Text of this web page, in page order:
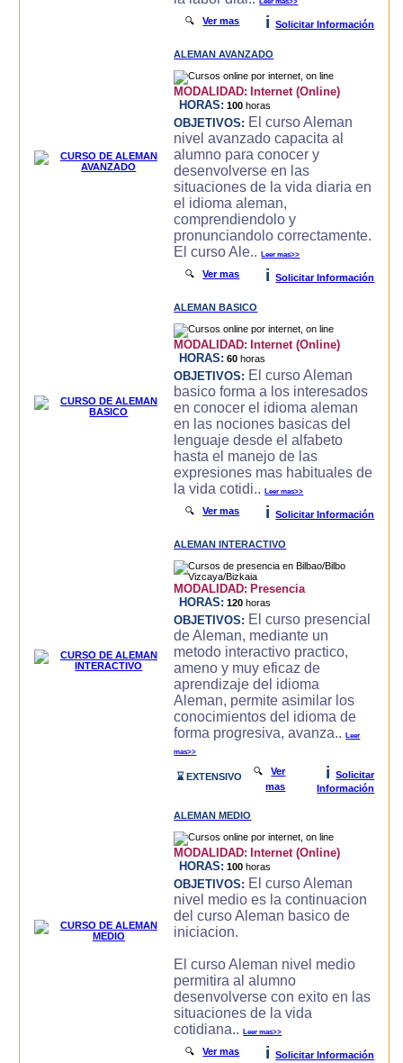
🔍Ver mas i Solicitar Información
ALEMAN AVANZADO
MODALIDAD: Internet (Online)
HORAS: 100 horas
OBJETIVOS: El curso Aleman
nivel avanzado capacita al
alumno para conocer y
desenvolverse en las
situaciones de la vida diaria en
el idioma aleman,
comprendiendolo y
pronunciandolo correctamente.
El curso Ale..Leer mas>>
🔍Ver mas i Solicitar Información
ALEMAN BASICO
MODALIDAD: Internet (Online)
HORAS: 60 horas
OBJETIVOS: El curso Aleman
basico forma a los interesados
en conocer el idioma aleman
en las nociones basicas del
lenguaje desde el alfabeto
hasta el manejo de las
expresiones mas habituales de
la vida cotidi..Leer mas>>
🔍Ver mas i Solicitar Información
ALEMAN INTERACTIVO
MODALIDAD: Presencia
HORAS: 120 horas
OBJETIVOS: El curso presencial
de Aleman, mediante un
metodo interactivo practico,
ameno y muy eficaz de
aprendizaje del idioma
Aleman, permite asimilar los
conocimientos del idioma de
forma progresiva, avanza..Leer
mas>>
⌛ EXTENSIVO 🔍Ver
mas
i
Solicitar
Información
ALEMAN MEDIO
MODALIDAD: Internet (Online)
HORAS: 100 horas
OBJETIVOS: El curso Aleman
nivel medio es la continuacion
del curso Aleman basico de
iniciacion.
El curso Aleman nivel medio
permitira al alumno
desenvolverse con exito en las
situaciones de la vida
cotidiana..Leer mas>>
🔍Ver mas i Solicitar Información